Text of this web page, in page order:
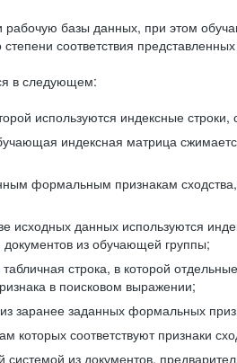
базы данных, при этом
соответствия представленных
в следующем:
используются индексные
индексная матрица
формальным признакам
данных используются
из обучающей группы;
строка, в которой
в поисковом выражении;
заранее заданных формальных
соответствуют признаки
из документов,